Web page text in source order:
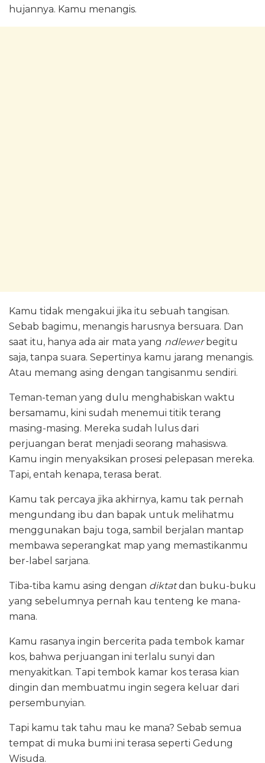
hujannya. Kamu menangis.
Kamu tidak mengakui jika itu sebuah tangisan.
Sebab bagimu, menangis harusnya bersuara. Dan
saat itu, hanya ada air mata yang ndlewerbegitu
saja, tanpa suara. Sepertinya kamu jarang menangis.
Atau memang asing dengan tangisanmu sendiri.
Teman-teman yang dulu menghabiskan waktu
bersamamu, kini sudah menemui titik terang
masing-masing. Mereka sudah lulus dari
perjuangan berat menjadi seorang mahasiswa.
Kamu ingin menyaksikan prosesi pelepasan mereka.
Tapi, entah kenapa, terasa berat.
Kamu tak percaya jika akhirnya, kamu tak pernah
mengundang ibu dan bapak untuk melihatmu
menggunakan baju toga, sambil berjalan mantap
membawa seperangkat map yang memastikanmu
ber-label sarjana.
Tiba-tiba kamu asing dengan diktatdan buku-buku
yang sebelumnya pernah kau tenteng ke mana-
mana.
Kamu rasanya ingin bercerita pada tembok kamar
kos, bahwa perjuangan ini terlalu sunyi dan
menyakitkan. Tapi tembok kamar kos terasa kian
dingin dan membuatmu ingin segera keluar dari
persembunyian.
Tapi kamu tak tahu mau ke mana? Sebab semua
tempat di muka bumi ini terasa seperti Gedung
Wisuda.